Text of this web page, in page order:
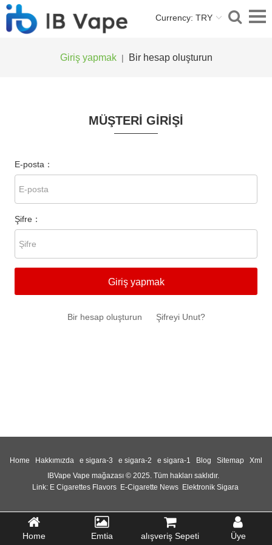
Currency: TRY
Giriş yapmak | Bir hesap oluşturun
MÜŞTERI GIRIŞI
E-posta：
Şifre：
Giriş yapmak
Bir hesap oluşturun Şifreyi Unut?
Home Hakkımızda e sigara-3 e sigara-2 e sigara-1 Blog Sitemap
Xml
IBVape Vape mağazası © 2025. Tüm hakları saklıdır.
Link: E Cigarettes Flavors E-Cigarette News Elektronik Sigara
Home Emtia alışveriş Sepeti Üye